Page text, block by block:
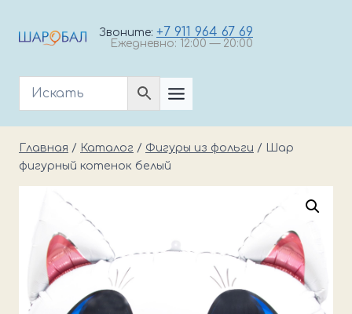
Звоните: +7 911 964 67 69
Ежедневно: 12:00 — 20:00
Главная / Каталог / Фигуры из фольги /
Шар
фигурный котенок белый